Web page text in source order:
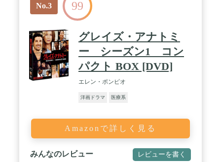
No.3 99
グレイズ・アナトミ
ー シーズン1 コン
パクト BOX [DVD]
エレン・ポンピオ
洋画ドラマ 医療系
Amazonで詳しく見る
みんなのレビュー レビューを書く